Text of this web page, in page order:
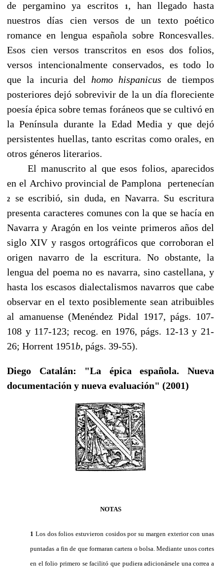
de pergamino ya escritos
1 , han llegado hasta
nuestros días cien versos de un texto poético
romance en lengua española sobre Roncesvalles.
Esos cien versos transcritos en esos dos folios,
versos intencionalmente conservados, es todo lo
que la incuria del homo hispanicus de tiempos
posteriores dejó sobrevivir de la un día floreciente
poesía épica sobre temas foráneos que se cultivó en
la Península durante la Edad Media y que dejó
persistentes huellas, tanto escritas como orales, en
otros géneros literarios.
El manuscrito al que esos folios, aparecidos
en el Archivo provincial de Pamplona pertenecían
2
se escribió, sin duda, en Navarra. Su escritura
presenta caracteres comunes con la que se hacía en
Navarra y Aragón en los veinte primeros años del
siglo XIV y rasgos ortográficos que corroboran el
origen navarro de la escritura. No obstante, la
lengua del poema no es navarra, sino castellana, y
hasta los escasos dialectalismos navarros que cabe
observar en el texto posiblemente sean atribuibles
al amanuense (Menéndez Pidal 1917, págs. 107-
108 y 117-123; recog. en 1976, págs. 12-13 y 21-
26; Horrent 1951b, págs. 39-55).
Diego Catalán: "La épica española. Nueva
documentación y nueva evaluación" (2001)
NOTAS
1 Los dos folios estuvieron cosidos por su margen exterior con unas
puntadas a fin de que formaran cartera o bolsa. Mediante unos cortes
en el folio primero se facilitó que pudiera adicionársele una correa a